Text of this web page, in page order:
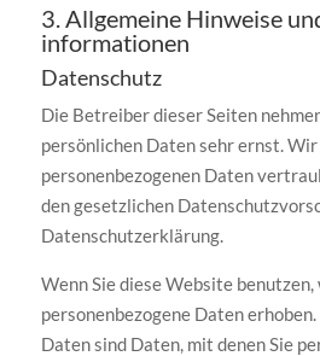
3. Allgemeine Hinweise
informationen
Datenschutz
Die Betreiber dieser Seiten
persönlichen Daten sehr ernst.
personenbezogenen Daten
den gesetzlichen
Datenschutzerklärung.
Wenn Sie diese Website
personenbezogene Daten
Daten sind Daten, mit denen Sie